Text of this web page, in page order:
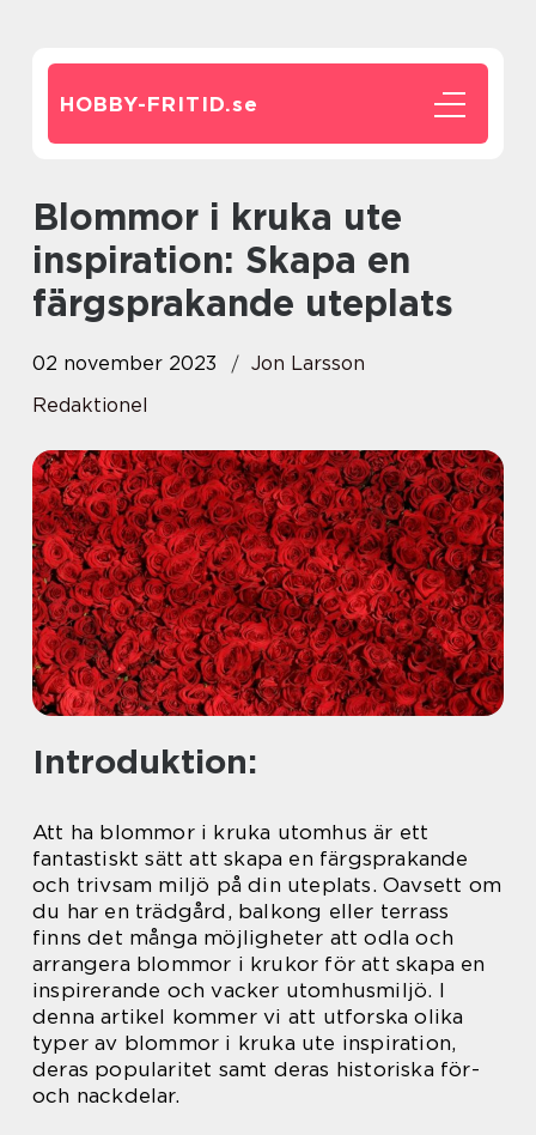
HOBBY-FRITID.se
Blommor i kruka ute
inspiration: Skapa en
färgsprakande uteplats
02 november 2023
Jon Larsson
Redaktionel
Introduktion:
Att ha blommor i kruka utomhus är ett
fantastiskt sätt att skapa en färgsprakande
och trivsam miljö på din uteplats. Oavsett om
du har en trädgård, balkong eller terrass
finns det många möjligheter att odla och
arrangera blommor i krukor för att skapa en
inspirerande och vacker utomhusmiljö. I
denna artikel kommer vi att utforska olika
typer av blommor i kruka ute inspiration,
deras popularitet samt deras historiska för-
och nackdelar.